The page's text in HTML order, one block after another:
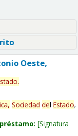
Oeste,
.
Sociedad del Estado,
Signatura